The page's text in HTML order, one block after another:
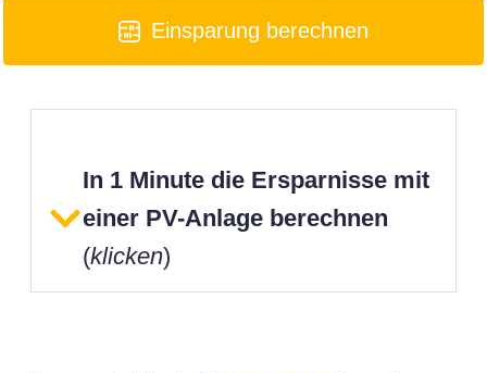
Einsparung berechnen
In 1 Minute die Ersparnisse mit
einer PV-Anlage berechnen
(klicken)